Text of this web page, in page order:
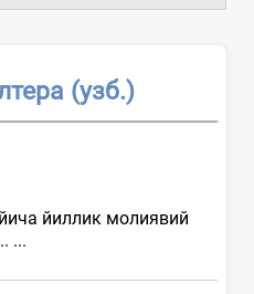
(узб.)
йиллик молиявий
...